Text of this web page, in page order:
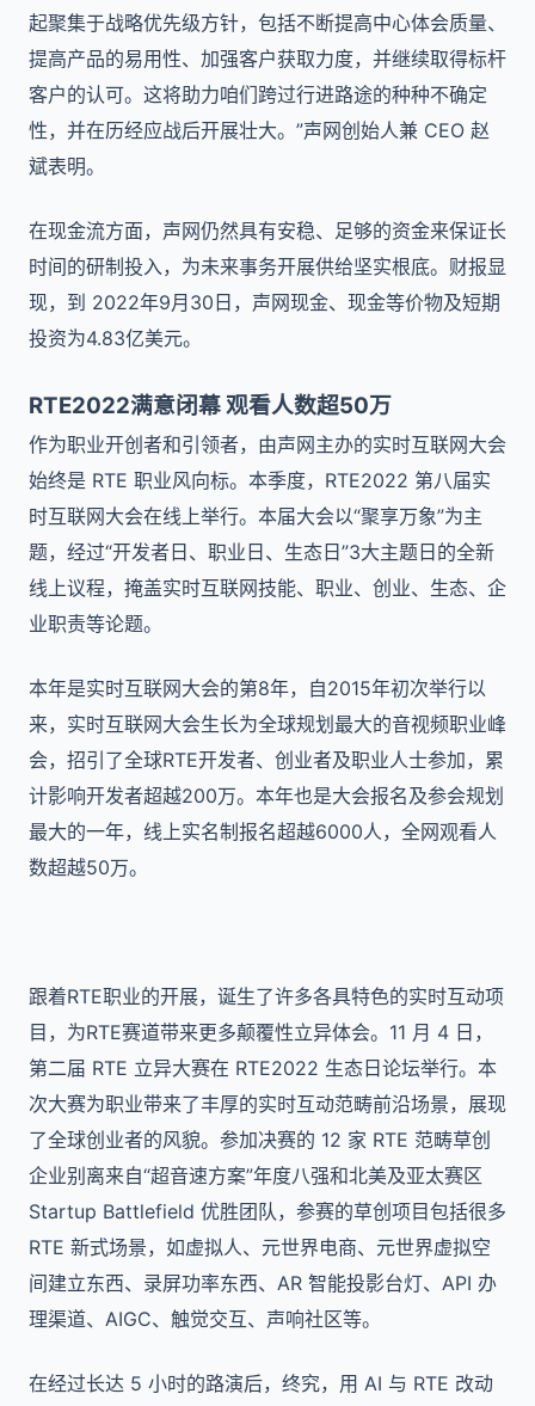
起聚集于战略优先级方针，包括不断提高中心体会质量、
提高产品的易用性、加强客户获取力度，并继续取得标杆
客户的认可。这将助力咱们跨过行进路途的种种不确定
性，并在历经应战后开展壮大。”声网创始人兼 CEO 赵
斌表明。
在现金流方面，声网仍然具有安稳、足够的资金来保证长
时间的研制投入，为未来事务开展供给坚实根底。财报显
现，到 2022年9月30日，声网现金、现金等价物及短期
投资为4.83亿美元。
RTE2022满意闭幕 观看人数超50万
作为职业开创者和引领者，由声网主办的实时互联网大会
始终是 RTE 职业风向标。本季度，RTE2022 第八届实
时互联网大会在线上举行。本届大会以“聚享万象”为主
题，经过“开发者日、职业日、生态日”3大主题日的全新
线上议程，掩盖实时互联网技能、职业、创业、生态、企
业职责等论题。
本年是实时互联网大会的第8年，自2015年初次举行以
来，实时互联网大会生长为全球规划最大的音视频职业峰
会，招引了全球RTE开发者、创业者及职业人士参加，累
计影响开发者超越200万。本年也是大会报名及参会规划
最大的一年，线上实名制报名超越6000人，全网观看人
数超越50万。
跟着RTE职业的开展，诞生了许多各具特色的实时互动项
目，为RTE赛道带来更多颠覆性立异体会。11 月 4 日，
第二届 RTE 立异大赛在 RTE2022 生态日论坛举行。本
次大赛为职业带来了丰厚的实时互动范畴前沿场景，展现
了全球创业者的风貌。参加决赛的 12 家 RTE 范畴草创
企业别离来自“超音速方案”年度八强和北美及亚太赛区
Startup Battlefield 优胜团队，参赛的草创项目包括很多
RTE 新式场景，如虚拟人、元世界电商、元世界虚拟空
间建立东西、录屏功率东西、AR 智能投影台灯、API 办
理渠道、AIGC、触觉交互、声响社区等。
在经过长达 5 小时的路演后，终究，用 AI 与 RTE 改动